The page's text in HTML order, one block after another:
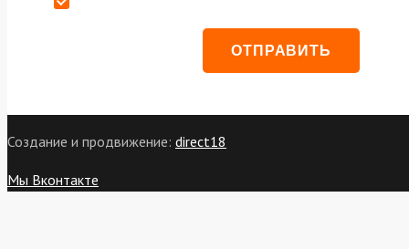
Создание и продвижение: direct18
Мы Вконтакте